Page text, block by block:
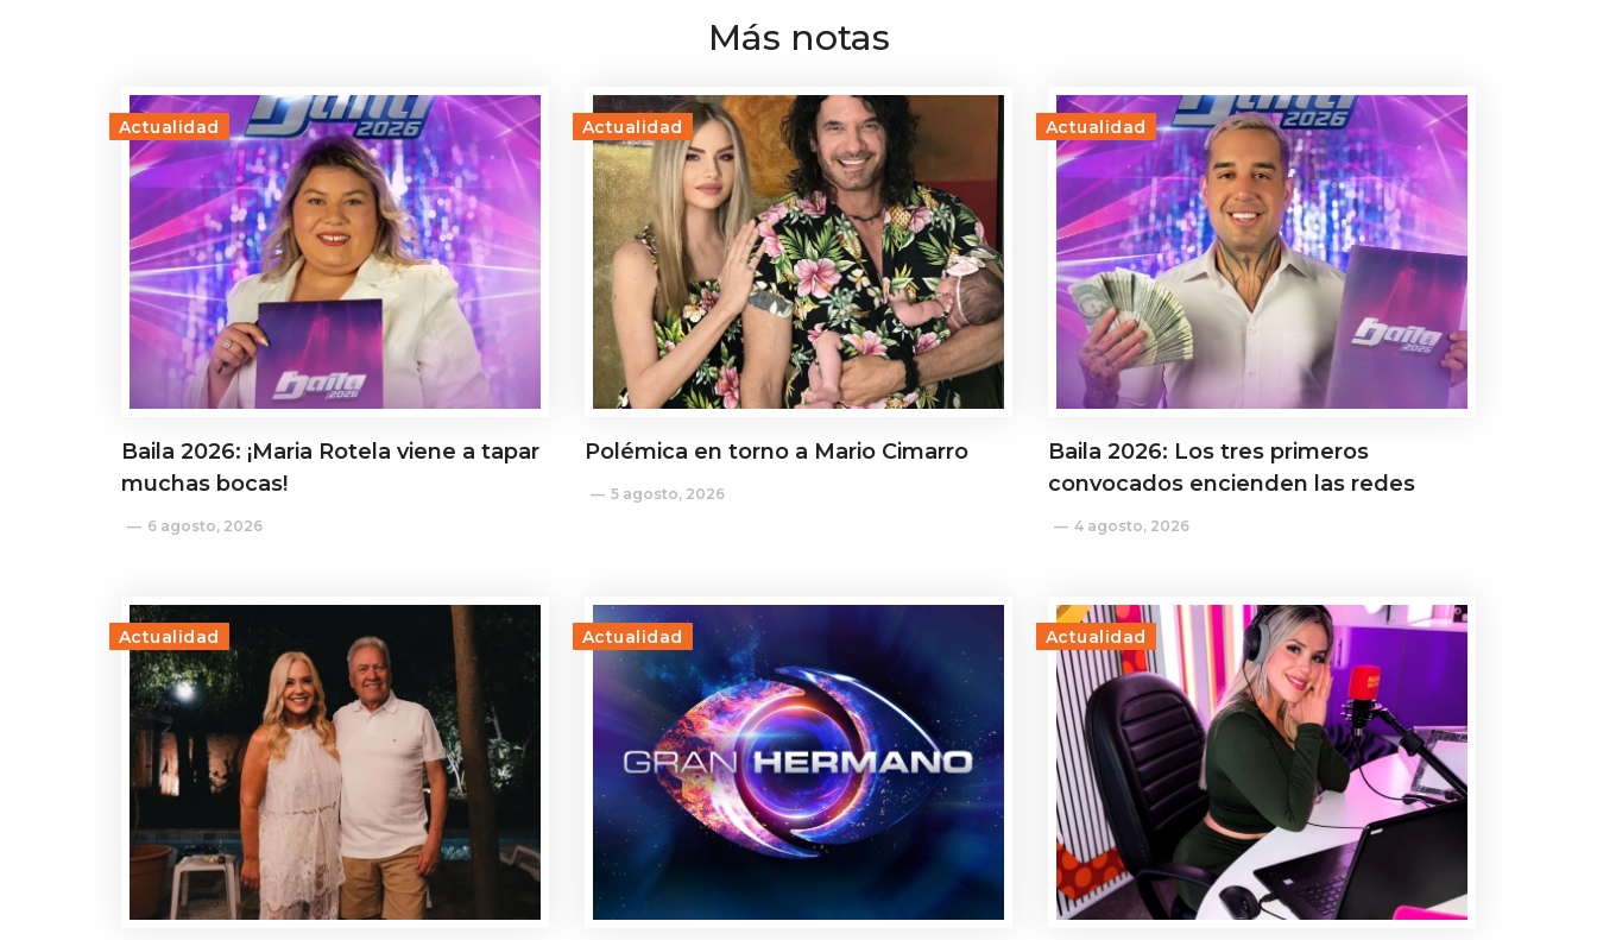
Más notas
Actualidad
Baila 2026: ¡Maria Rotela viene a tapar
muchas bocas!
6 agosto, 2026
Actualidad
Polémica en torno a Mario Cimarro
5 agosto, 2026
Actualidad
Baila 2026: Los tres primeros
convocados encienden las redes
4 agosto, 2026
Actualidad Actualidad Actualidad